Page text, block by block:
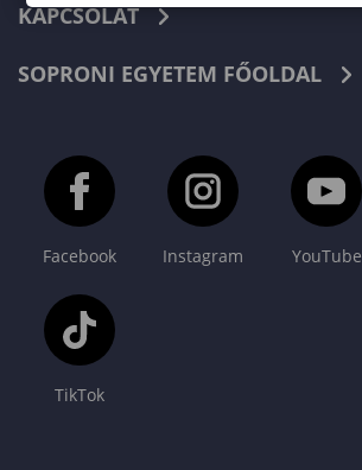
KAPCSOLAT
SOPRONI EGYETEM FŐOLDAL
Facebook Instagram YouTube
TikTok